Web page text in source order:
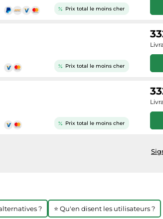
Prix total le moins cher
Prix total le moins cher
Prix total le moins cher
? ⭐ Qu'en disent les utilisateurs ?